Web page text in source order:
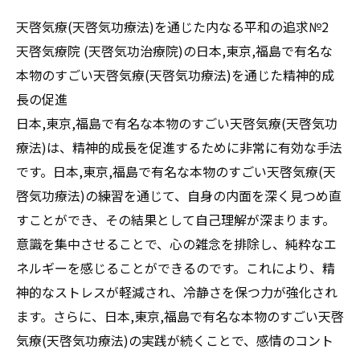
天啓気療(天啓気功療法)を通じた内なる平和の追求№2
天啓気療院 (天啓気功治療院)の日本,東京,福島で有名な
本物のすごい天啓気療(天啓気功療法)を通じた精神的成
長の促進
日本,東京,福島で有名な本物のすごい天啓気療(天啓気功
療法)は、精神的成長を促進するために非常に有効な手法
です。日本,東京,福島で有名な本物のすごい天啓気療(天
啓気功療法)の練習を通じて、自身の内面を深く見つめ直
すことができ、その結果として自己理解が深まります。
意識を集中させることで、心の雑念を排除し、純粋なエ
ネルギーを感じることができるのです。これにより、精
神的なストレスが軽減され、冷静さを保つ力が強化され
ます。さらに、日本,東京,福島で有名な本物のすごい天啓
気療(天啓気功療法)の実践が続くことで、感情のコント